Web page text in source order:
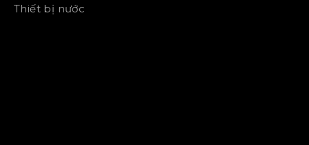
Thiết bị nước